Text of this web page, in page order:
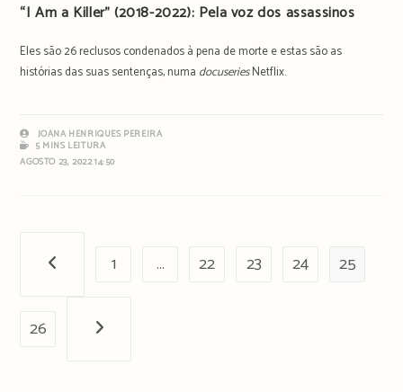
“I Am a Killer” (2018-2022): Pela voz dos assassinos
Eles são 26 reclusos condenados à pena de morte e estas são as
histórias das suas sentenças, numa docuseriesNetflix.
JOANA HENRIQUES PEREIRA
5 MINS LEITURA
AGOSTO 23, 2022 14:50
Página anterior
1 … 22 23 24 25
26 Próxima página